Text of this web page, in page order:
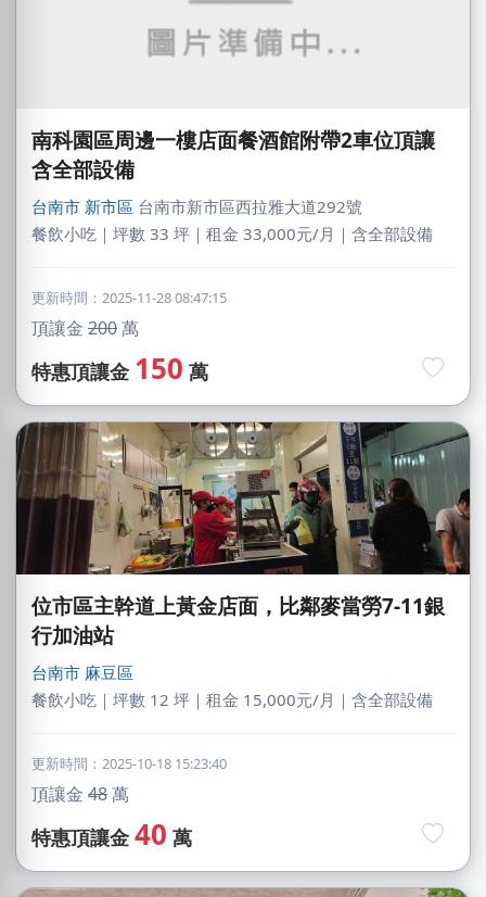
南科園區周邊一樓店面餐酒館附帶2車位頂讓
含全部設備
台南市 新市區 台南市新市區西拉雅大道292號
餐飲小吃｜坪數 33 坪｜租金 33,000元/月｜含全部設備
更新時間：2025-11-28 08:47:15
頂讓金 200萬
特惠頂讓金 150 萬
位市區主幹道上黃金店面，比鄰麥當勞7-11銀
行加油站
台南市 麻豆區
餐飲小吃｜坪數 12 坪｜租金 15,000元/月｜含全部設備
更新時間：2025-10-18 15:23:40
頂讓金 48萬
特惠頂讓金 40 萬